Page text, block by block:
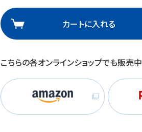
栄養
カートに入れる
こちらの各オンラインショップでも販売中